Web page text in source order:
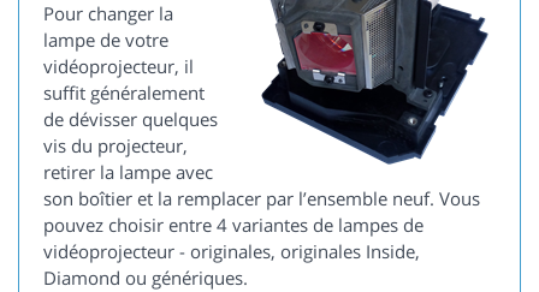
Pour changer la
lampe de votre
vidéoprojecteur, il
suffit généralement
de dévisser quelques
vis du projecteur,
retirer la lampe avec
son boîtier et la remplacer par l’ensemble neuf. Vous
pouvez choisir entre 4 variantes de lampes de
vidéoprojecteur - originales, originales Inside,
Diamond ou génériques.